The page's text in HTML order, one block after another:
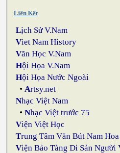
Liên Kết
Lịch Sử V.Nam
Viet Nam History
Văn Học V.Nam
Hội Họa V.Nam
Hội Họa Nước Ngoài
•Artsy.net
Nhạc Việt Nam
•Nhạc Việt trước 75
Viện Việt Học
Trung Tâm Văn Bút Nam
Viện Bảo Tàng Di Sản Người